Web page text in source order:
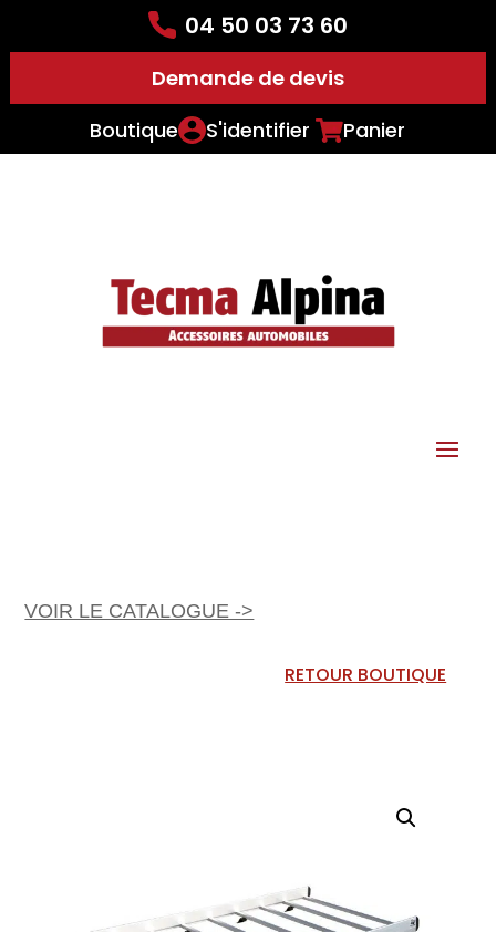
04 50 03 73 60
Demande de devis
Boutique
S'identifier Panier
VOIR LE CATALOGUE ->
RETOUR BOUTIQUE